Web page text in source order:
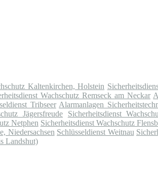
Kaltenkirchen, Holstein
Wachschutz Remseck am Neckar
Tribseer Alarmanlagen
Jägersfreude Sicherheitsdienst
Netphen Sicherheitsdienst Wachschutz
Niedersachsen Schlüsseldienst Weitnau
Landshut)